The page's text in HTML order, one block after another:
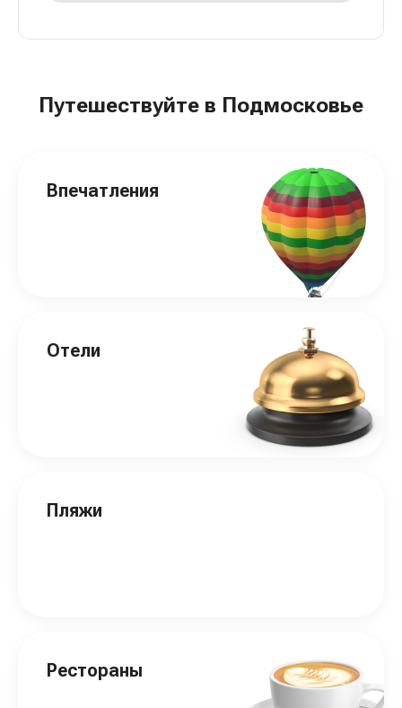
Путешествуйте в Подмосковье
Впечатления
Отели
Пляжи
Рестораны